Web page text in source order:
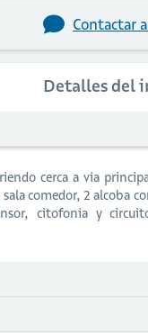
Contactar
Detalles del
cerca a via
comedor, 2 alcoba
citofonia y